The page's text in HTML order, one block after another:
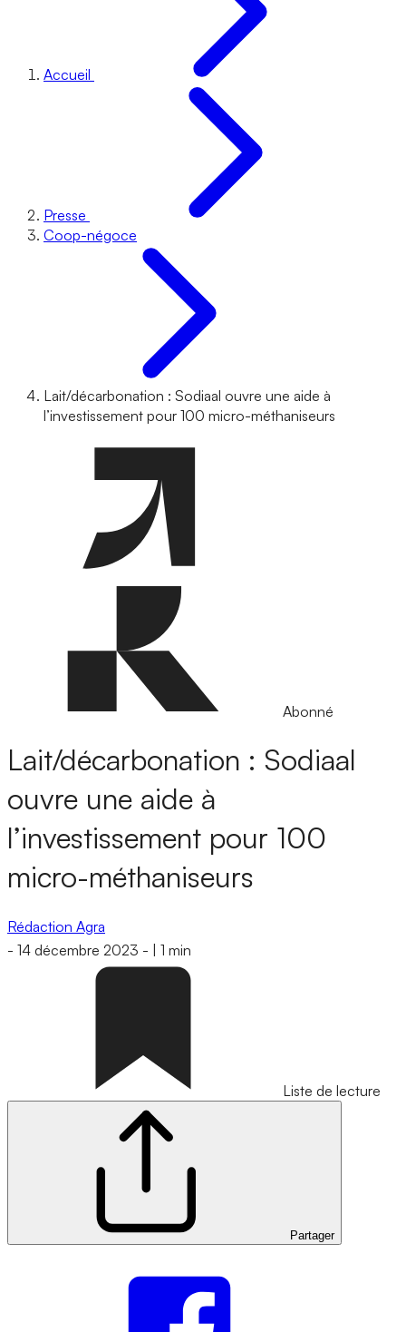
Accueil
Presse
Coop-négoce
Lait/décarbonation : Sodiaal ouvre une aide à
l’investissement pour 100 micro-méthaniseurs
Abonné
Lait/décarbonation : Sodiaal
ouvre une aide à
l’investissement pour 100
micro-méthaniseurs
Rédaction Agra
- 14 décembre 2023 - 1 min
Liste de lecture
Partager